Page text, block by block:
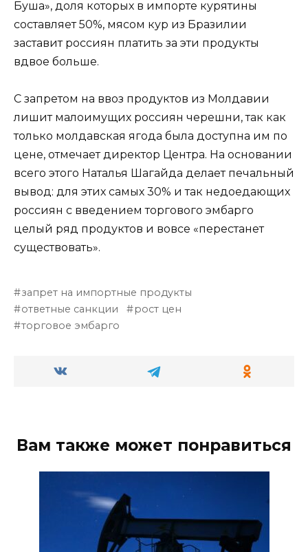
Буша», доля которых в импорте курятины
составляет 50%, мясом кур из Бразилии
заставит россиян платить за эти продукты
вдвое больше.
С запретом на ввоз продуктов из Молдавии
лишит малоимущих россиян черешни, так как
только молдавская ягода была доступна им по
цене, отмечает директор Центра. На основании
всего этого Наталья Шагайда делает печальный
вывод: для этих самых 30% и так недоедающих
россиян с введением торгового эмбарго
целый ряд продуктов и вовсе «перестанет
существовать».
запрет на импортные продукты
ответные санкции
рост цен
торговое эмбарго
Вам также может понравиться